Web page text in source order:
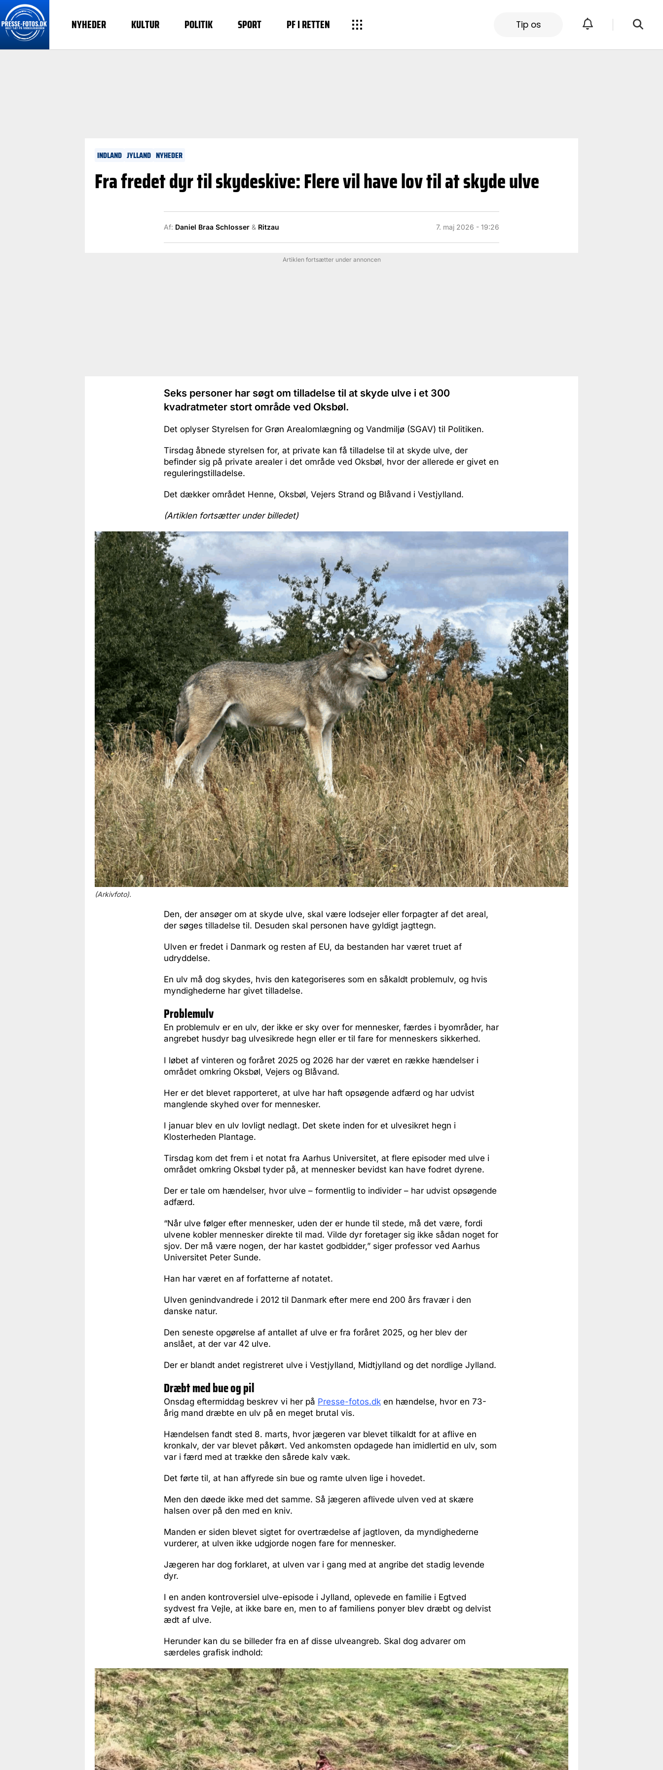
NYHEDER KULTUR POLITIK SPORT PF I RETTEN Tip os
INDLAND JYLLAND NYHEDER
Fra fredet dyr til skydeskive: Flere vil have lov til at skyde ulve
Af: Daniel Braa Schlosser & Ritzau 7. maj 2026 - 19:26
Artiklen fortsætter under annoncen
Seks personer har søgt om tilladelse til at skyde ulve i et 300
kvadratmeter stort område ved Oksbøl.
Det oplyser Styrelsen for Grøn Arealomlægning og Vandmiljø (SGAV) til Politiken.
Tirsdag åbnede styrelsen for, at private kan få tilladelse til at skyde ulve, der
befinder sig på private arealer i det område ved Oksbøl, hvor der allerede er givet en
reguleringstilladelse.
Det dækker området Henne, Oksbøl, Vejers Strand og Blåvand i Vestjylland.
(Artiklen fortsætter under billedet)
(Arkivfoto).
Den, der ansøger om at skyde ulve, skal være lodsejer eller forpagter af det areal,
der søges tilladelse til. Desuden skal personen have gyldigt jagttegn.
Ulven er fredet i Danmark og resten af EU, da bestanden har været truet af
udryddelse.
En ulv må dog skydes, hvis den kategoriseres som en såkaldt problemulv, og hvis
myndighederne har givet tilladelse.
Problemulv
En problemulv er en ulv, der ikke er sky over for mennesker, færdes i byområder, har
angrebet husdyr bag ulvesikrede hegn eller er til fare for menneskers sikkerhed.
I løbet af vinteren og foråret 2025 og 2026 har der været en række hændelser i
området omkring Oksbøl, Vejers og Blåvand.
Her er det blevet rapporteret, at ulve har haft opsøgende adfærd og har udvist
manglende skyhed over for mennesker.
I januar blev en ulv lovligt nedlagt. Det skete inden for et ulvesikret hegn i
Klosterheden Plantage.
Tirsdag kom det frem i et notat fra Aarhus Universitet, at flere episoder med ulve i
området omkring Oksbøl tyder på, at mennesker bevidst kan have fodret dyrene.
Der er tale om hændelser, hvor ulve – formentlig to individer – har udvist opsøgende
adfærd.
“Når ulve følger efter mennesker, uden der er hunde til stede, må det være, fordi
ulvene kobler mennesker direkte til mad. Vilde dyr foretager sig ikke sådan noget for
sjov. Der må være nogen, der har kastet godbidder,” siger professor ved Aarhus
Universitet Peter Sunde.
Han har været en af forfatterne af notatet.
Ulven genindvandrede i 2012 til Danmark efter mere end 200 års fravær i den
danske natur.
Den seneste opgørelse af antallet af ulve er fra foråret 2025, og her blev der
anslået, at der var 42 ulve.
Der er blandt andet registreret ulve i Vestjylland, Midtjylland og det nordlige Jylland.
Dræbt med bue og pil
Onsdag eftermiddag beskrev vi her på Presse-fotos.dk en hændelse, hvor en 73-
årig mand dræbte en ulv på en meget brutal vis.
Hændelsen fandt sted 8. marts, hvor jægeren var blevet tilkaldt for at aflive en
kronkalv, der var blevet påkørt. Ved ankomsten opdagede han imidlertid en ulv, som
var i færd med at trække den sårede kalv væk.
Det førte til, at han affyrede sin bue og ramte ulven lige i hovedet.
Men den døede ikke med det samme. Så jægeren aflivede ulven ved at skære
halsen over på den med en kniv.
Manden er siden blevet sigtet for overtrædelse af jagtloven, da myndighederne
vurderer, at ulven ikke udgjorde nogen fare for mennesker.
Jægeren har dog forklaret, at ulven var i gang med at angribe det stadig levende
dyr.
I en anden kontroversiel ulve-episode i Jylland, oplevede en familie i Egtved
sydvest fra Vejle, at ikke bare en, men to af familiens ponyer blev dræbt og delvist
ædt af ulve.
Herunder kan du se billeder fra en af disse ulveangreb. Skal dog advarer om
særdeles grafisk indhold: